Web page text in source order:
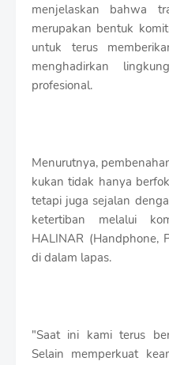
menjelaskan bahwa
merupakan bentuk
untuk terus
menghadirkan
profesional.
Menurutnya,
kukan tidak hanya
tetapi juga sejalan
ketertiban melalui
HALINAR (Handphone,
di dalam lapas.
"Saat ini kami terus
Selain memperkuat